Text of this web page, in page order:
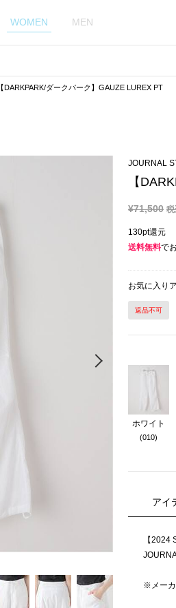
WOMEN MEN
【DARKPARK/ダークパーク】GAUZE LUREX PT
JOURNAL
【
¥71,500
130pt還元
送料無料で
お気に入り
返品不可
ホワイト
(010)
アイ
【2024
※メーカ